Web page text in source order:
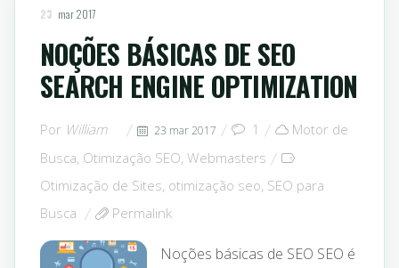
23 mar 2017
NOÇÕES BÁSICAS DE SEO
SEARCH ENGINE OPTIMIZATION
Por William 23 mar 2017 1
Motor de
Busca, Otimização SEO, Webmasters
Otimização de Sites, otimização seo, SEO para
Busca
Permalink
Noções básicas de SEO SEO é